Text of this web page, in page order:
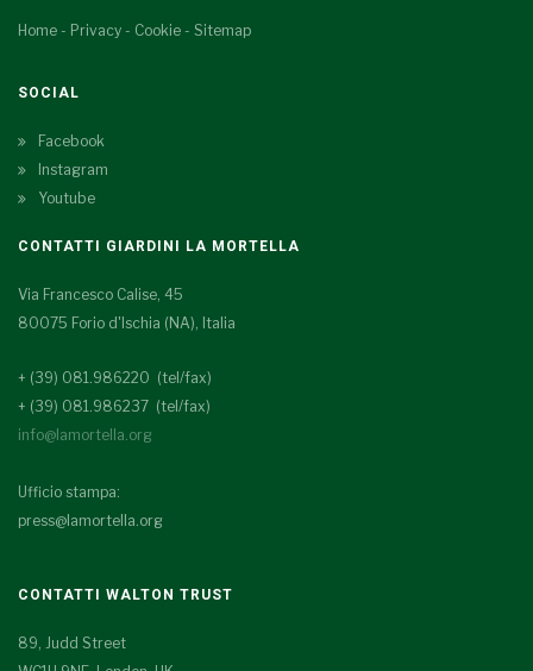
Home - Privacy - Cookie - Sitemap
SOCIAL
Facebook
Instagram
Youtube
CONTATTI GIARDINI LA MORTELLA
Via Francesco Calise, 45
80075 Forio d'Ischia (NA), Italia
+ (39) 081.986220 (tel/fax)
+ (39) 081.986237 (tel/fax)
info@lamortella.org
Ufficio stampa:
press@lamortella.org
CONTATTI WALTON TRUST
89, Judd Street